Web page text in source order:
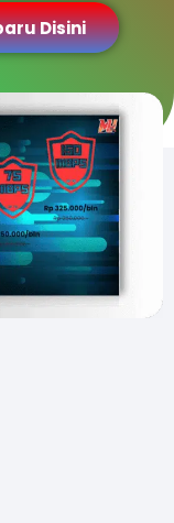
Disini